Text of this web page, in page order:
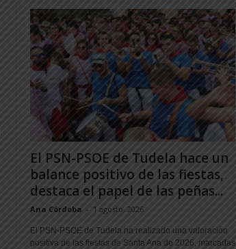
El PSN-PSOE de Tudela hace un
balance positivo de las fiestas,
destaca el papel de las peñas...
Ana Córdoba - 1 agosto, 2026
El PSN-PSOE de Tudela ha realizado una valoración
positiva de las fiestas de Santa Ana de 2026, marcadas